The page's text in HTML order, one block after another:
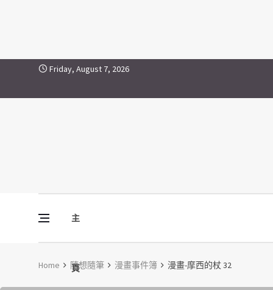
Skip to contentFriday, August 7, 2026
主
頁
Vine Media
葡萄樹傳媒
Home 隨想隨筆 漫畫事件簿 漫畫-摩西的杖 32